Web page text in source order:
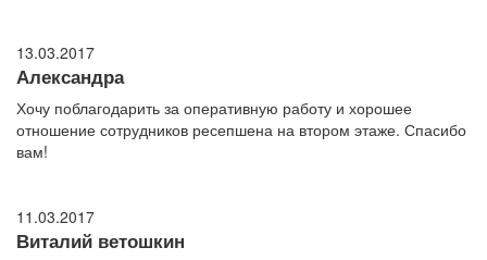
13.03.2017
Александра
Хочу поблагодарить за оперативную работу и хорошее
отношение сотрудников ресепшена на втором этаже. Спасибо
вам!
11.03.2017
Виталий ветошкин